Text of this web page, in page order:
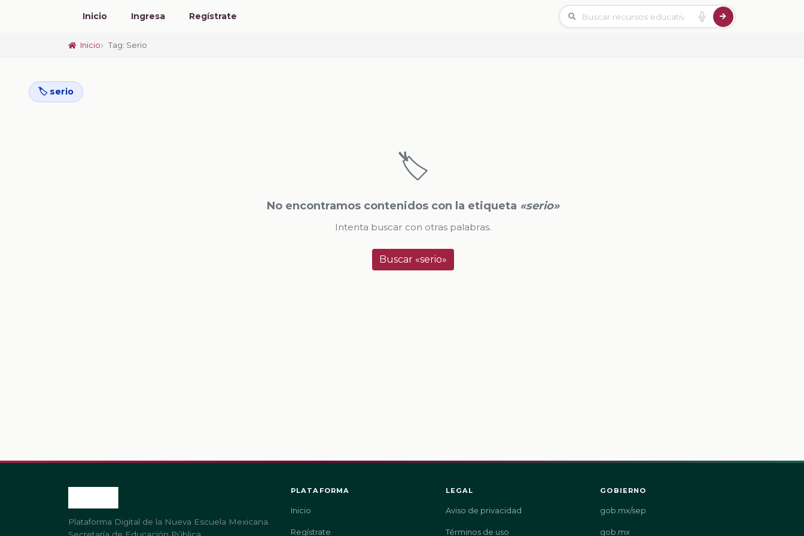
Inicio Ingresa Regístrate
Inicio Tag: Serio
🏷️ serio
🏷️
No encontramos contenidos con la etiqueta «serio»
Intenta buscar con otras palabras.
Buscar «serio»
Plataforma Digital de la Nueva Escuela Mexicana.
PLATAFORMA
Inicio
Regístrate
LEGAL
Aviso de privacidad
Términos de uso
GOBIERNO
gob.mx/sep
gob.mx